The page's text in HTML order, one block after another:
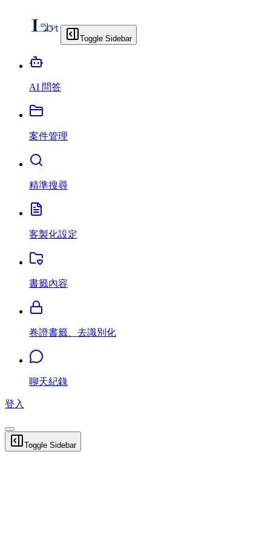
Toggle Sidebar
AI 問答
案件管理
精準搜尋
客製化設定
書籤內容
卷證書籤、去識別化
聊天紀錄
登入
Toggle Sidebar